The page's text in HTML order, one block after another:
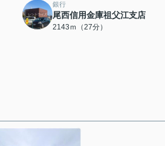
銀行
尾西信用金庫祖父江支店
2143ｍ（27分）